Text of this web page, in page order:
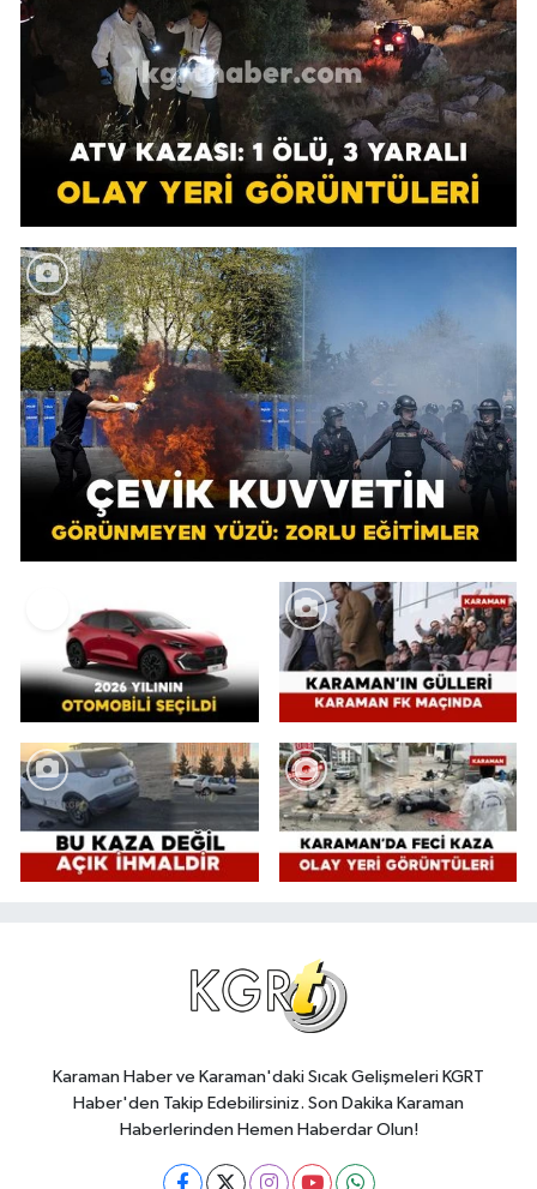
Karaman Haber ve Karaman'daki Sıcak Gelişmeleri KGRT
Haber'den Takip Edebilirsiniz. Son Dakika Karaman
Haberlerinden Hemen Haberdar Olun!